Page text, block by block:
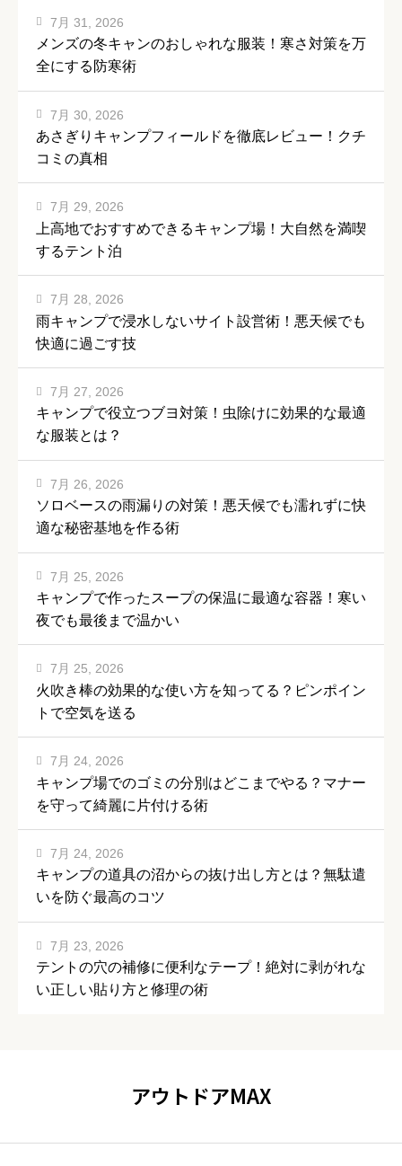
メンズの冬キャンのおしゃれな服装！寒さ対策を万
全にする防寒術
7月 31, 2026
あさぎりキャンプフィールドを徹底レビュー！クチ
コミの真相
7月 30, 2026
上高地でおすすめできるキャンプ場！大自然を満喫
するテント泊
7月 29, 2026
雨キャンプで浸水しないサイト設営術！悪天候でも
快適に過ごす技
7月 28, 2026
キャンプで役立つブヨ対策！虫除けに効果的な最適
な服装とは？
7月 27, 2026
ソロベースの雨漏りの対策！悪天候でも濡れずに快
適な秘密基地を作る術
7月 26, 2026
キャンプで作ったスープの保温に最適な容器！寒い
夜でも最後まで温かい
7月 25, 2026
火吹き棒の効果的な使い方を知ってる？ピンポイン
トで空気を送る
7月 25, 2026
キャンプ場でのゴミの分別はどこまでやる？マナー
を守って綺麗に片付ける術
7月 24, 2026
キャンプの道具の沼からの抜け出し方とは？無駄遣
いを防ぐ最高のコツ
7月 24, 2026
テントの穴の補修に便利なテープ！絶対に剥がれな
い正しい貼り方と修理の術
7月 23, 2026
アウトドアMAX